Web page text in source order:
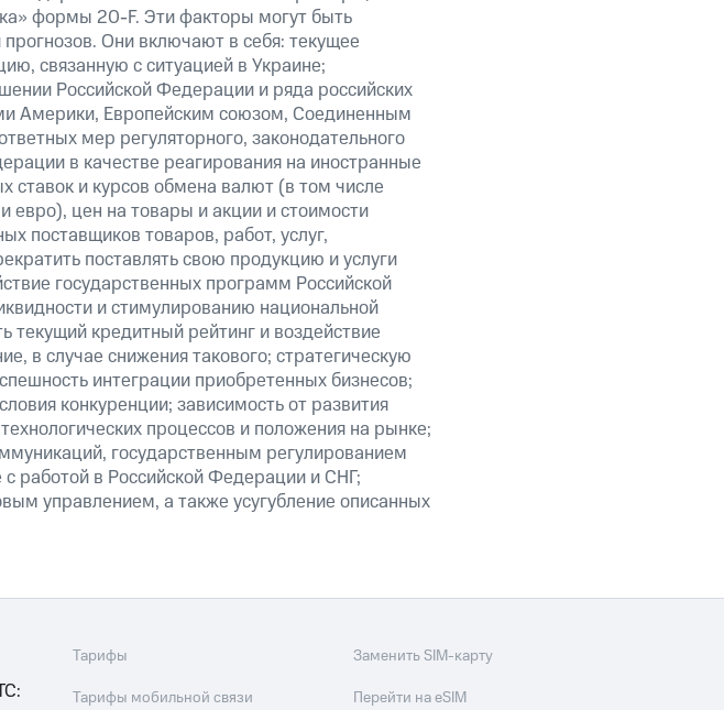
формы 20-F. Эти факторы могут быть
Они включают в себя: текущее
связанную с ситуацией в Украине;
Российской Федерации и ряда российских
Америки, Европейским союзом, Соединенным
мер регуляторного, законодательного
в качестве реагирования на иностранные
ставок и курсов обмена валют (в том числе
евро), цен на товары и акции и стоимости
поставщиков товаров, работ, услуг,
поставлять свою продукцию и услуги
государственных программ Российской
и стимулированию национальной
кредитный рейтинг и воздействие
в случае снижения такового; стратегическую
интеграции приобретенных бизнесов;
конкуренции; зависимость от развития
процессов и положения на рынке;
государственным регулированием
работой в Российской Федерации и СНГ;
управлением, а также усугубление описанных
Тарифы
Тарифы мобильной связи
Заменить SIM-карту
Перейти на eSIM